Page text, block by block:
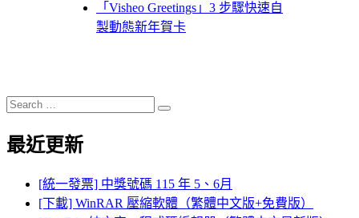
「Visheo Greetings」3 步驟快速自
製動態新年賀卡
Search
for:
Search
最近更新
[統一發票] 中獎號碼 115 年 5、6月
[下載] WinRAR 壓縮軟體（繁體中文版+免費版）